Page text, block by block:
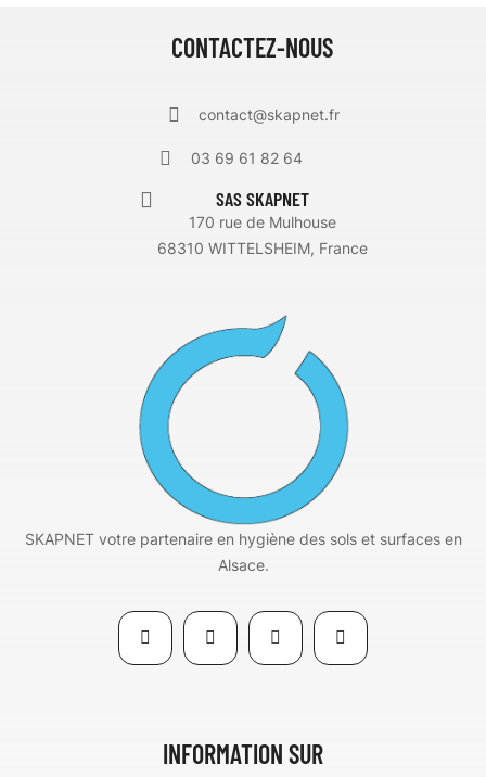
CONTACTEZ-NOUS
contact@skapnet.fr
03 69 61 82 64
SAS SKAPNET
170 rue de Mulhouse
68310 WITTELSHEIM, France
SKAPNET votre partenaire en hygiène des sols et surfaces en
Alsace.
INFORMATION SUR